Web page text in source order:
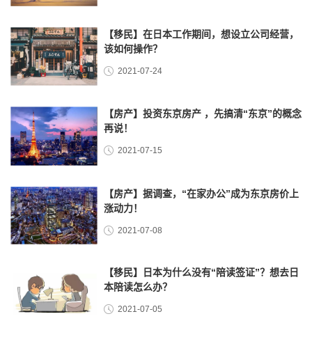
【移民】在日本工作期间，想设立公司经营，
该如何操作？
2021-07-24
【房产】投资东京房产 ，先搞清“东京”的概念
再说！
2021-07-15
【房产】据调查，“在家办公”成为东京房价上
涨动力！
2021-07-08
【移民】日本为什么没有“陪读签证”？想去日
本陪读怎么办？
2021-07-05